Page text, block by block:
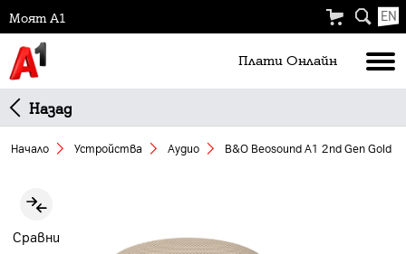
Моят А1 EN
Плати Oнлайн
Назад
Начало Устройства Аудио B&O Beosound A1 2nd Gen Gold
Сравни